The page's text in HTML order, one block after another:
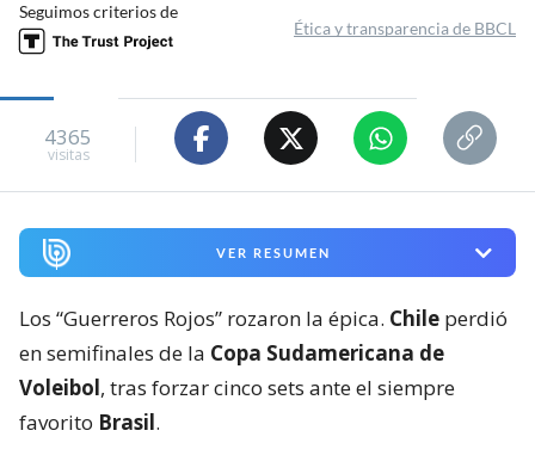
Seguimos criterios de
Ética y transparencia de BBCL
4365
visitas
VER RESUMEN
Los “Guerreros Rojos” rozaron la épica. Chile perdió
en semifinales de la Copa Sudamericana de
Voleibol, tras forzar cinco sets ante el siempre
favorito Brasil.